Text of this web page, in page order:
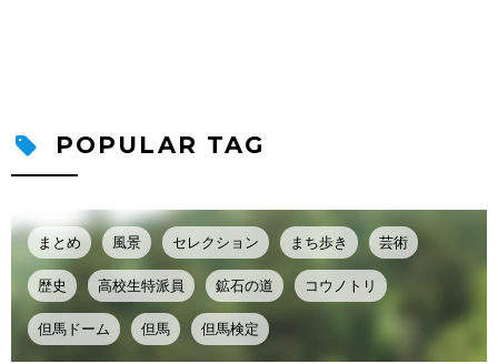
POPULAR TAG
まとめ 風景 セレクション まち歩き 芸術
歴史 高校生特派員 鉱石の道 コウノトリ
但馬ドーム 但馬 但馬検定